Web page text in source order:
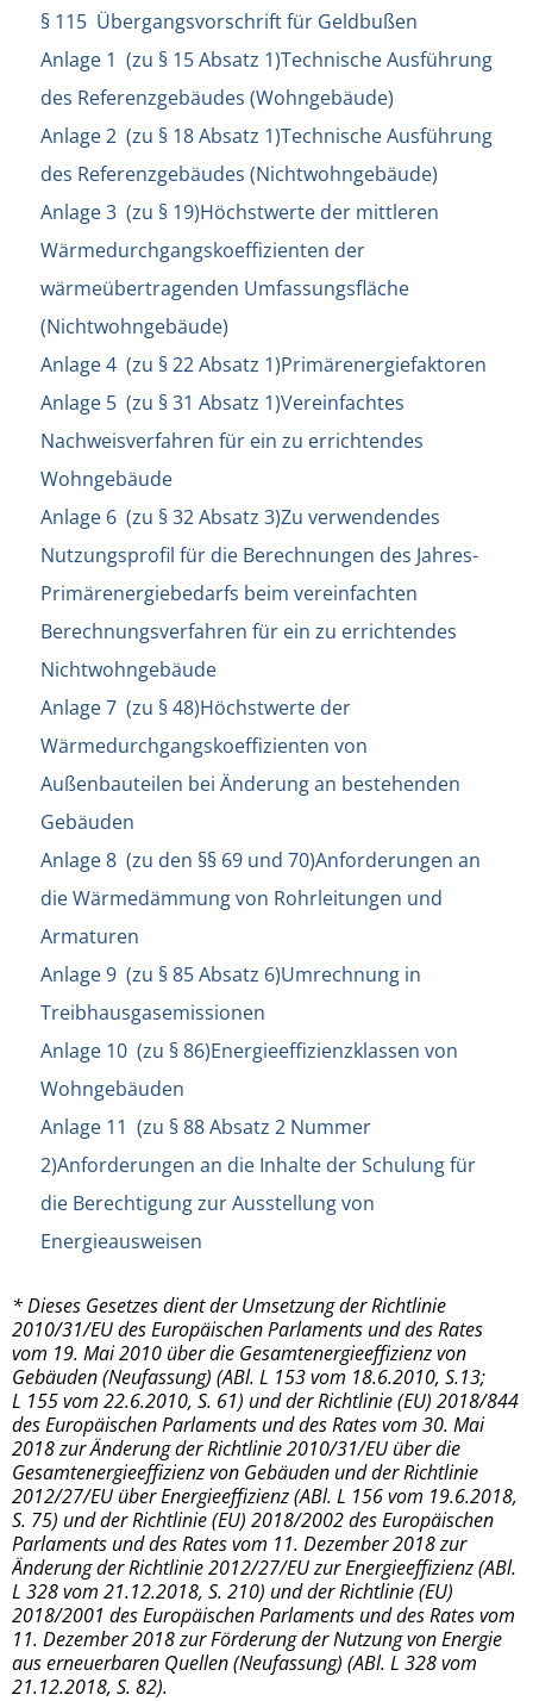
§ 115 Übergangsvorschrift für Geldbußen
Anlage 1 (zu § 15 Absatz 1)Technische Ausführung
des Referenzgebäudes (Wohngebäude)
Anlage 2 (zu § 18 Absatz 1)Technische Ausführung
des Referenzgebäudes (Nichtwohngebäude)
Anlage 3 (zu § 19)Höchstwerte der mittleren
Wärmedurchgangskoeffizienten der
wärmeübertragenden Umfassungsfläche
(Nichtwohngebäude)
Anlage 4 (zu § 22 Absatz 1)Primärenergiefaktoren
Anlage 5 (zu § 31 Absatz 1)Vereinfachtes
Nachweisverfahren für ein zu errichtendes
Wohngebäude
Anlage 6 (zu § 32 Absatz 3)Zu verwendendes
Nutzungsprofil für die Berechnungen des Jahres-
Primärenergiebedarfs beim vereinfachten
Berechnungsverfahren für ein zu errichtendes
Nichtwohngebäude
Anlage 7 (zu § 48)Höchstwerte der
Wärmedurchgangskoeffizienten von
Außenbauteilen bei Änderung an bestehenden
Gebäuden
Anlage 8 (zu den §§ 69 und 70)Anforderungen an
die Wärmedämmung von Rohrleitungen und
Armaturen
Anlage 9 (zu § 85 Absatz 6)Umrechnung in
Treibhausgasemissionen
Anlage 10 (zu § 86)Energieeffizienzklassen von
Wohngebäuden
Anlage 11 (zu § 88 Absatz 2 Nummer
2)Anforderungen an die Inhalte der Schulung für
die Berechtigung zur Ausstellung von
Energieausweisen
* Dieses Gesetzes dient der Umsetzung der Richtlinie
2010/31/EU des Europäischen Parlaments und des Rates
vom 19. Mai 2010 über die Gesamtenergieeffizienz von
Gebäuden (Neufassung) (ABl. L 153 vom 18.6.2010, S.13;
L 155 vom 22.6.2010, S. 61) und der Richtlinie (EU) 2018/844
des Europäischen Parlaments und des Rates vom 30. Mai
2018 zur Änderung der Richtlinie 2010/31/EU über die
Gesamtenergieeffizienz von Gebäuden und der Richtlinie
2012/27/EU über Energieeffizienz (ABl. L 156 vom 19.6.2018,
S. 75) und der Richtlinie (EU) 2018/2002 des Europäischen
Parlaments und des Rates vom 11. Dezember 2018 zur
Änderung der Richtlinie 2012/27/EU zur Energieeffizienz (ABl.
L 328 vom 21.12.2018, S. 210) und der Richtlinie (EU)
2018/2001 des Europäischen Parlaments und des Rates vom
11. Dezember 2018 zur Förderung der Nutzung von Energie
aus erneuerbaren Quellen (Neufassung) (ABl. L 328 vom
21.12.2018, S. 82).